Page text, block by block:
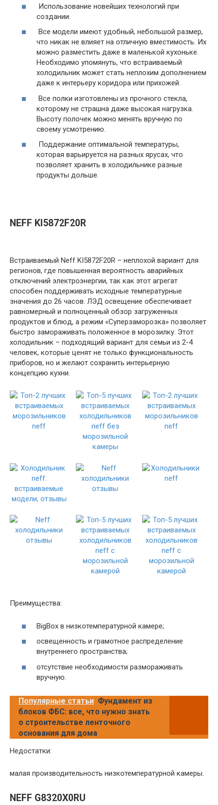
Использование новейших технологий при
создании.
Все модели имеют удобный, небольшой размер,
что никак не влияет на отличную вместимость. Их
можно разместить даже в маленькой кухоньке.
Необходимо упомянуть, что встраиваемый
холодильник может стать неплохим дополнением
даже к интерьеру коридора или прихожей.
Все полки изготовлены из прочного стекла,
которому не страшна даже высокая нагрузка.
Высоту полочек можно менять вручную по
своему усмотрению.
Поддержание оптимальной температуры,
которая варьируется на разных ярусах, что
позволяет хранить в холодильнике разные
продукты дольше.
NEFF KI5872F20R
Встраиваемый Neff KI5872F20R – неплохой вариант для
регионов, где повышенная вероятность аварийных
отключений электроэнергии, так как этот агрегат
способен поддерживать исходные температурные
значения до 26 часов. ЛЭД освещение обеспечивает
равномерный и полноценный обзор загруженных
продуктов и блюд, а режим «Суперзаморозка» позволяет
быстро замораживать положенное в морозилку. Этот
холодильник – подходящий вариант для семьи из 2-4
человек, которые ценят не только функциональность
приборов, но и желают сохранить интерьерную
концепцию кухни.
Преимущества:
BigBox в низкотемпературной камере;
освещенность и грамотное распределение
внутреннего пространства;
отсутствие необходимости размораживать
вручную.
Популярные статьи Фундамент из
блоков ФБС: все, что нужно знать
о строительстве ленточного
основания для дома
Недостатки:
малая производительность низкотемпературной камеры.
NEFF G8320X0RU